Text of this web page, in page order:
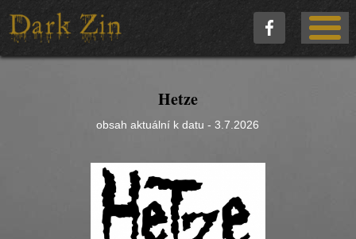
Hetze
obsah aktuální k datu - 3.7.2026